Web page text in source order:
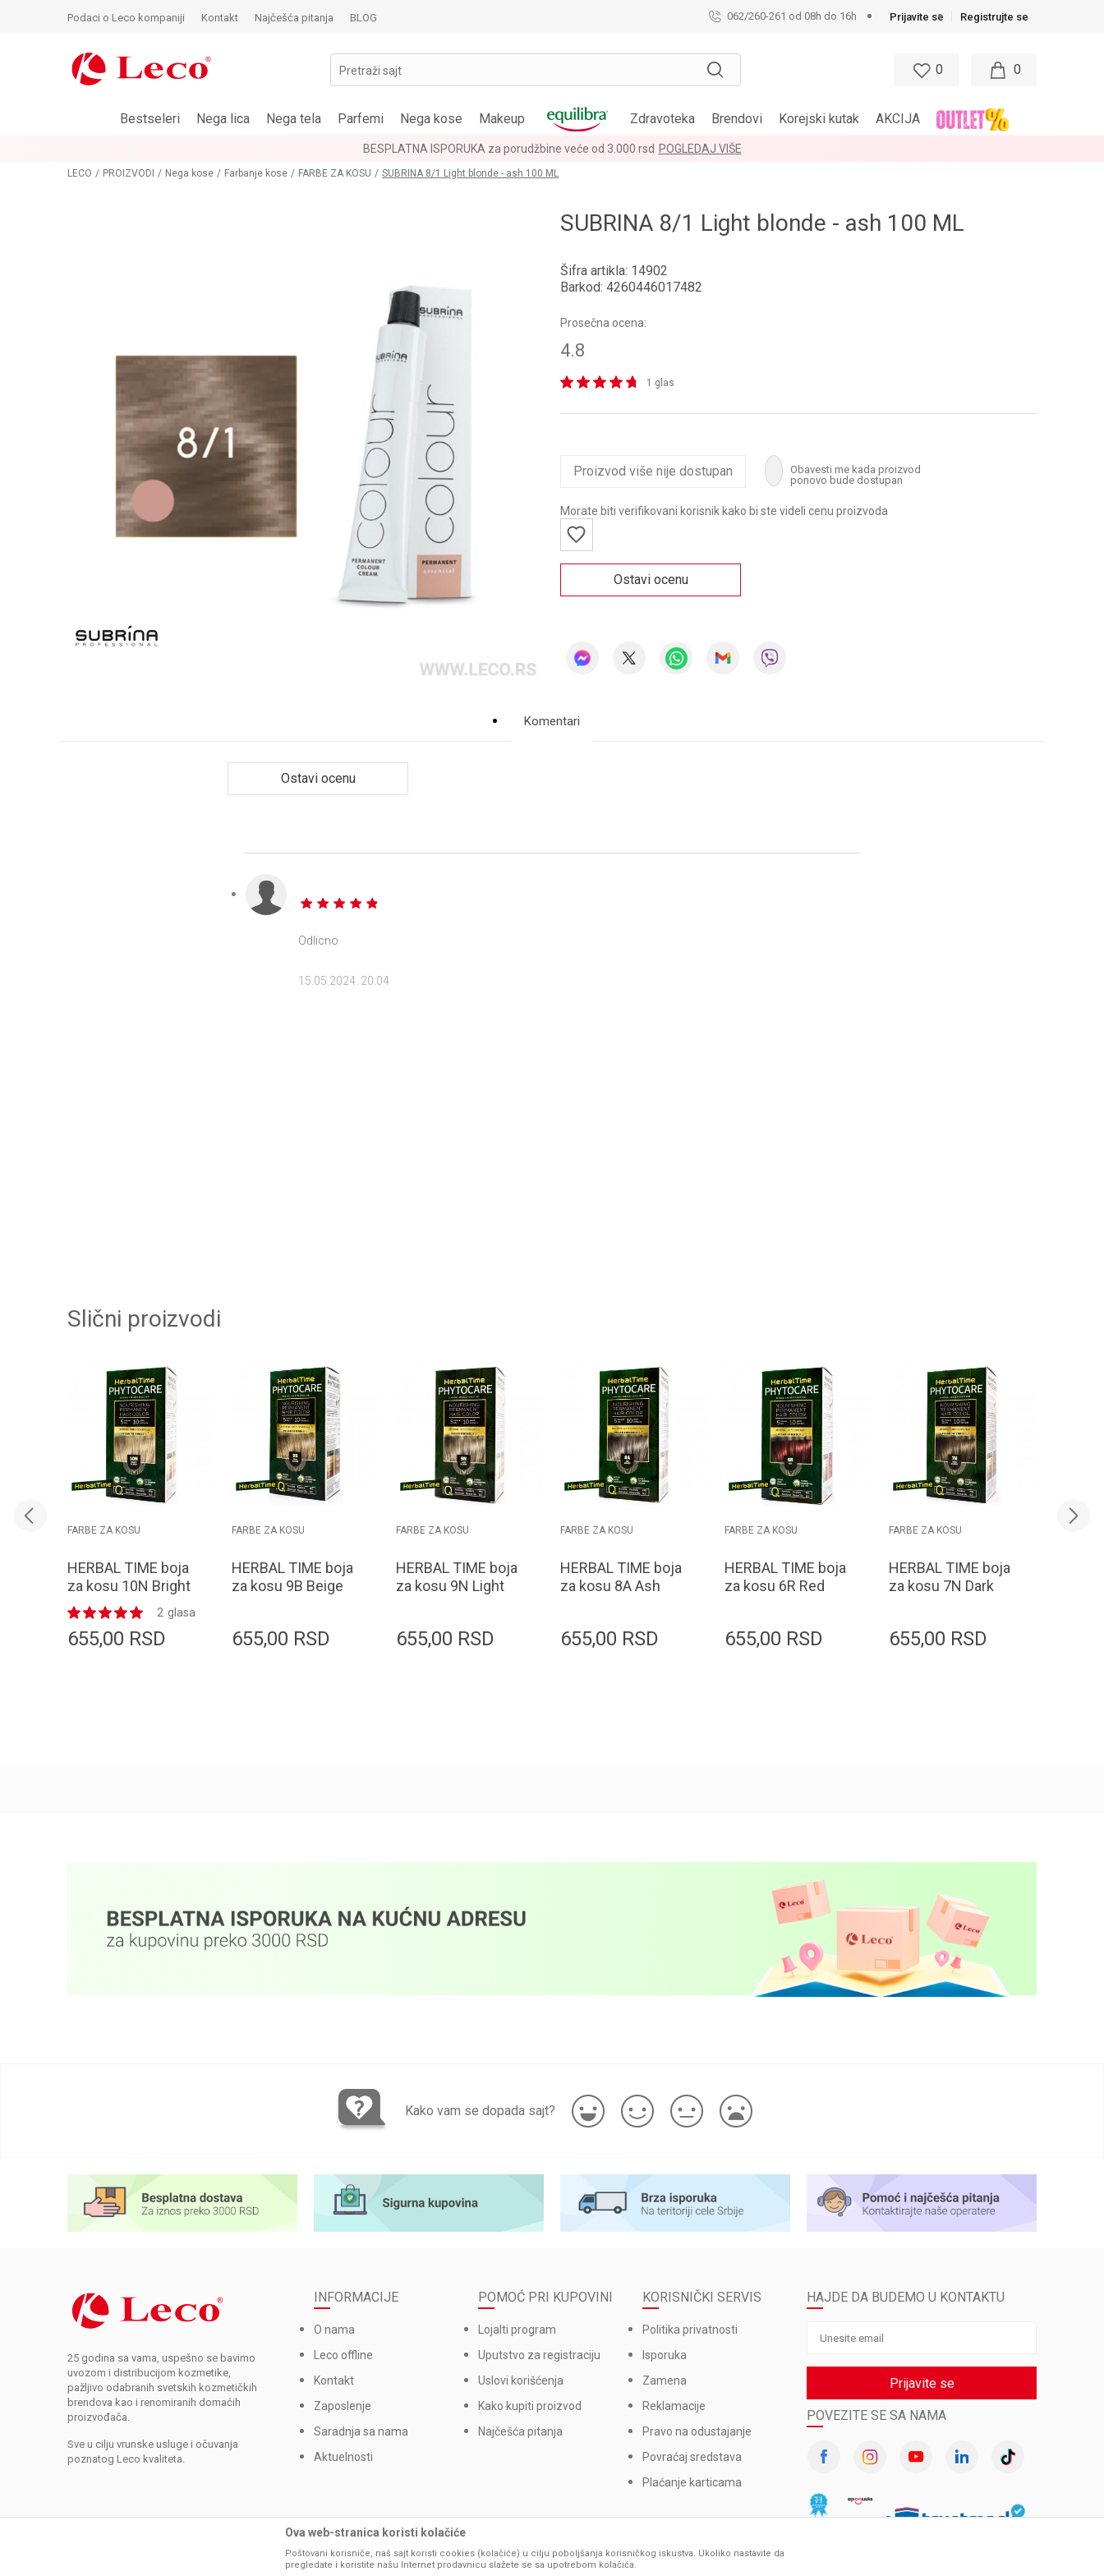
Podaci o Leco kompaniji Kontakt Najčešća pitanja BLOG Prijavite se Registrujte se
062/260-261 od 08h do 16h
Pretraži sajt 0
0
Bestseleri Nega lica Nega tela Parfemi Nega kose Makeup Zdravoteka Brendovi Korejski kutak AKCIJA
BESPLATNA ISPORUKA za porudžbine veće od 3.000 rsd POGLEDAJ VIŠE
LECO PROIZVODI Nega kose Farbanje kose FARBE ZA KOSU SUBRINA 8/1 Light blonde - ash 100 ML
SUBRINA 8/1 Light blonde - ash 100 ML
Šifra artikla: 14902
Barkod: 4260446017482
Prosečna ocena:
4.8
1 glas
Proizvod više nije dostupan
Obavesti me kada proizvod
ponovo bude dostupan
Morate biti verifikovani korisnik kako bi ste videli cenu proizvoda
Ostavi ocenu
Komentari
Ostavi ocenu
Odlicno
15.05.2024. 20:04
Slični proizvodi
FARBE ZA KOSU
HERBAL TIME boja
za kosu 10N Bright
Blonde
glasa
2
655,00 RSD
FARBE ZA KOSU
HERBAL TIME boja
za kosu 9B Beige
655,00 RSD
FARBE ZA KOSU
HERBAL TIME boja
za kosu 9N Light
655,00 RSD
FARBE ZA KOSU
HERBAL TIME boja
za kosu 8A Ash
655,00 RSD
FARBE ZA KOSU
HERBAL TIME boja
za kosu 6R Red
655,00 RSD
FARBE ZA KOSU
HERBAL TIME boja
za kosu 7N Dark
655,00 RSD
Kako vam se dopada sajt?
25 godina sa vama, uspešno se bavimo
uvozom i distribucijom kozmetike,
pažljivo odabranih svetskih kozmetičkih
brendova kao i renomiranih domaćih
proizvođača.
Sve u cilju vrunske usluge i očuvanja
poznatog Leco kvaliteta.
INFORMACIJE
O nama
Leco offline
Kontakt
Zaposlenje
Saradnja sa nama
Aktuelnosti
POMOĆ PRI KUPOVINI
Lojalti program
Uputstvo za registraciju
Uslovi korišćenja
Kako kupiti proizvod
Najčešća pitanja
KORISNIČKI SERVIS
Politika privatnosti
Isporuka
Zamena
Reklamacije
Pravo na odustajanje
Povraćaj sredstava
Plaćanje karticama
HAJDE DA BUDEMO U KONTAKTU
Prijavite se
POVEZITE SE SA NAMA
Ova web-stranica koristi kolačiće
Poštovani korisniče, naš sajt koristi cookies (kolačiće) u cilju poboljšanja korisničkog iskustva. Ukoliko nastavite da
pregledate i koristite našu Internet prodavnicu slažete se sa upotrebom kolačića.